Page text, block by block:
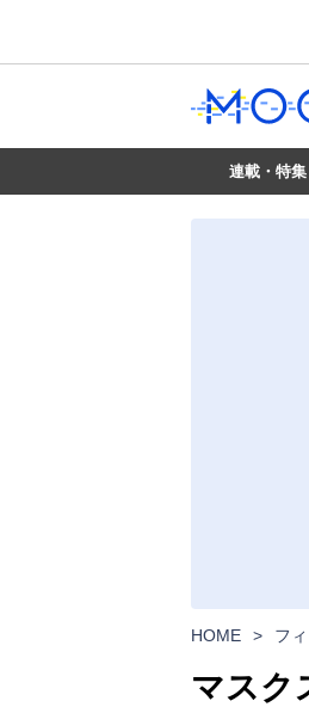
連載・特集
HOME > フ
マスク